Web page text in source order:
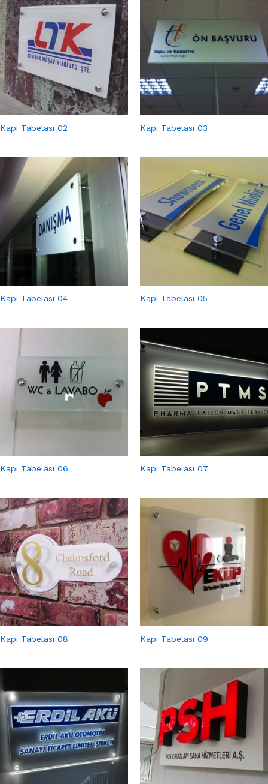
Kapı Tabelası 02 Kapı Tabelası 03
Kapı Tabelası 04 Kapı Tabelası 05
Kapı Tabelası 06 Kapı Tabelası 07
Kapı Tabelası 08 Kapı Tabelası 09